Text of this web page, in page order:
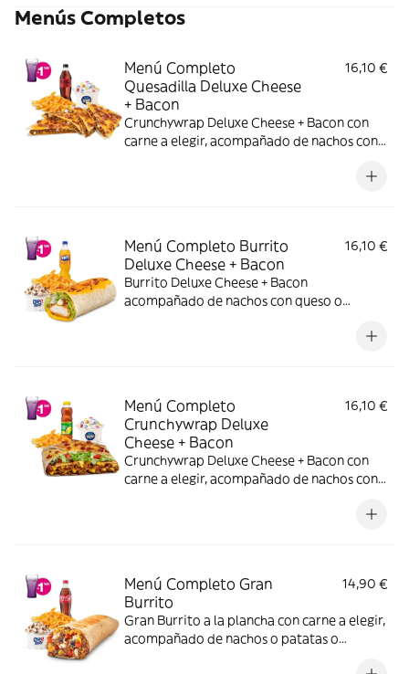
Menús Completos
Menú Completo
Quesadilla Deluxe Cheese
+ Bacon
16,10 €
Crunchywrap Deluxe Cheese + Bacon con
carne a elegir, acompañado de nachos con
Menú Completo Burrito
Deluxe Cheese + Bacon
16,10 €
Burrito Deluxe Cheese + Bacon
acompañado de nachos con queso o
Menú Completo
Crunchywrap Deluxe
Cheese + Bacon
16,10 €
Crunchywrap Deluxe Cheese + Bacon con
carne a elegir, acompañado de nachos con
Menú Completo Gran
Burrito
14,90 €
Gran Burrito a la plancha con carne a elegir,
acompañado de nachos o patatas o